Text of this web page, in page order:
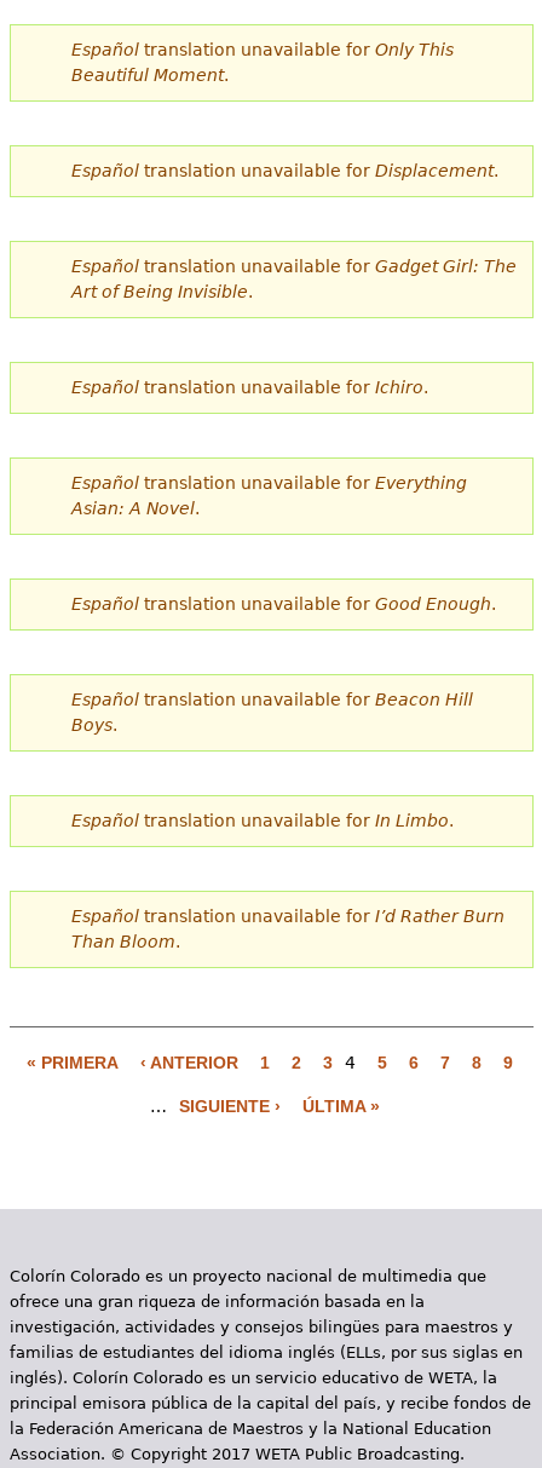
Más recursos
e
t
á
a
q
í
Españoltranslation unavailable for Only This
Beautiful Moment.
Españoltranslation unavailable for Displacement.
Españoltranslation unavailable for Gadget Girl: The
Art of Being Invisible.
Españoltranslation unavailable for Ichiro.
Españoltranslation unavailable for Everything
Asian: A Novel.
Españoltranslation unavailable for Good Enough.
Españoltranslation unavailable for Beacon Hill
Boys.
Españoltranslation unavailable for In Limbo.
Españoltranslation unavailable for I’d Rather Burn
Than Bloom.
i
a
s
« PRIMERA ‹ ANTERIOR 1 2 3 4 5 6 7 8 9
… SIGUIENTE › ÚLTIMA »
Colorín Colorado es un proyecto nacional de multimedia que
ofrece una gran riqueza de información basada en la
investigación, actividades y consejos bilingües para maestros y
familias de estudiantes del idioma inglés (ELLs, por sus siglas en
inglés). Colorín Colorado es un servicio educativo de WETA, la
principal emisora pública de la capital del país, y recibe fondos de
la Federación Americana de Maestros y la National Education
Association. © Copyright 2017 WETA Public Broadcasting.